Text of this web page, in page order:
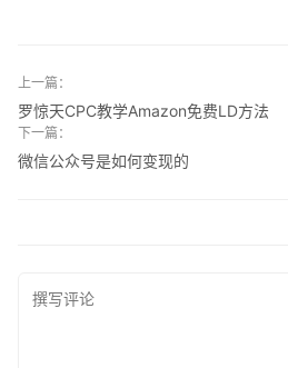
上一篇：
罗惊天CPC教学Amazon免费LD方法
下一篇：
微信公众号是如何变现的